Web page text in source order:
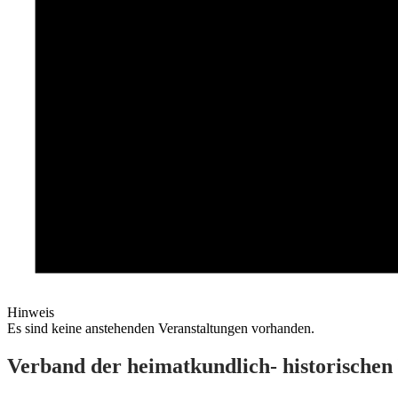
Hinweis
Es sind keine anstehenden Veranstaltungen vorhanden.
Verband der heimatkundlich- historischen